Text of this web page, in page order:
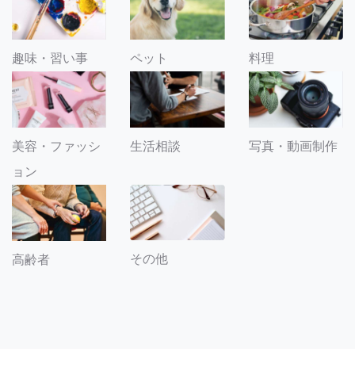
趣味・習い事 ペット 料理
美容・ファッシ
ョン
生活相談 写真・動画制作
高齢者 その他